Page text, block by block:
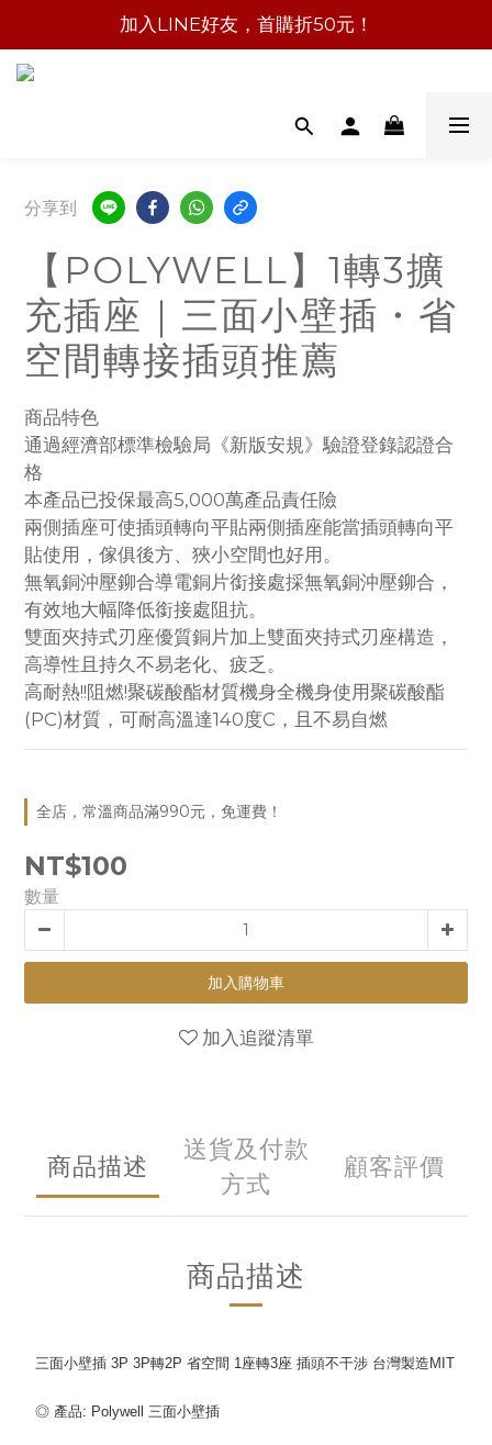
加入LINE好友，首購折50元！
分享到
【POLYWELL】1轉3擴
充插座｜三面小壁插・省
空間轉接插頭推薦
商品特色
通過經濟部標準檢驗局《新版安規》驗證登錄認證合
格
本產品已投保最高5,000萬產品責任險
兩側插座可使插頭轉向平貼兩側插座能當插頭轉向平
貼使用，傢俱後方、狹小空間也好用。
無氧銅沖壓鉚合導電銅片銜接處採無氧銅沖壓鉚合，
有效地大幅降低銜接處阻抗。
雙面夾持式刃座優質銅片加上雙面夾持式刃座構造，
高導性且持久不易老化、疲乏。
高耐熱!!阻燃!聚碳酸酯材質機身全機身使用聚碳酸酯
(PC)材質，可耐高溫達140度C，且不易自燃
全店，常溫商品滿990元，免運費！
NT$100
數量
加入購物車
加入追蹤清單
商品描述
送貨及付款
方式
顧客評價
商品描述
三面小壁插 3P 3P轉2P 省空間 1座轉3座 插頭不干涉 台灣製造MIT
◎ 產品: Polywell 三面小壁插